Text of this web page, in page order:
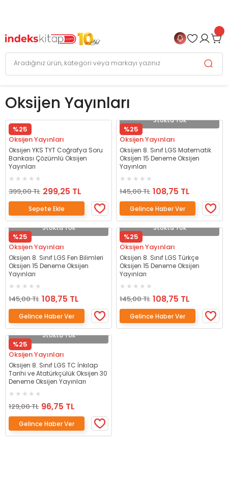
Oksijen Yayınları
%25
Oksijen Yayınları
Oksijen YKS TYT Coğrafya Soru
Bankası Çözümlü Oksijen
Yayınları
399,00 TL 299,25 TL
Sepete Ekle
Stokta Yok
%25
Oksijen Yayınları
Oksijen 8. Sınıf LGS Matematik
Oksijen 15 Deneme Oksijen
Yayınları
145,00 TL 108,75 TL
Gelince Haber Ver
Stokta Yok
%25
Oksijen Yayınları
Oksijen 8. Sınıf LGS Fen Bilimleri
Oksijen 15 Deneme Oksijen
Yayınları
145,00 TL 108,75 TL
Gelince Haber Ver
Stokta Yok
%25
Oksijen Yayınları
Oksijen 8. Sınıf LGS Türkçe
Oksijen 15 Deneme Oksijen
Yayınları
145,00 TL 108,75 TL
Gelince Haber Ver
Stokta Yok
%25
Oksijen Yayınları
Oksijen 8. Sınıf LGS TC İnkılap
Tarihi ve Atatürkçülük Oksijen 30
Deneme Oksijen Yayınları
129,00 TL 96,75 TL
Gelince Haber Ver